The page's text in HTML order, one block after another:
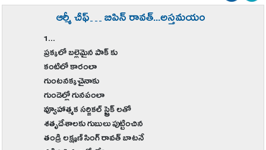
ఆర్మీ చీఫ్… బిపిన్ రావత్...అస్తమయం
1...
ప్రక్కలో బల్లెమైన పాక్ కు
కంటిలో కారంలా
గుంటనక్కచైనాకు
గుండెల్లో గునపంలా
వ్యూహాత్మక సర్జికల్ ‌స్ర్టైక్ లతో
శతృదేశాలకు గుబులు పుట్టించిన
తండ్రి లక్ష్మణ్ సింగ్ రావత్ బాటనే